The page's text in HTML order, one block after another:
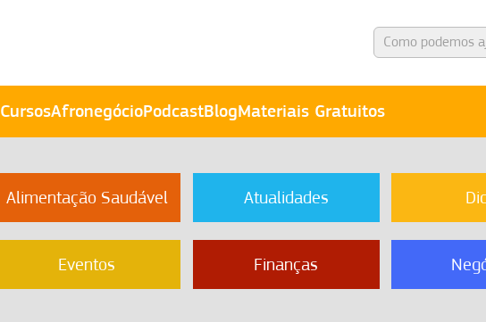
CursosAfronegócioPodcastBlogMateriais Gratuitos
Alimentação Saudável Atualidades
Eventos Finanças